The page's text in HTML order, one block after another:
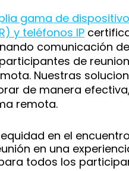
gama de
y teléfonos IP
comunicación
de
Nuestras
de manera
remota.
en el
en una
todos los